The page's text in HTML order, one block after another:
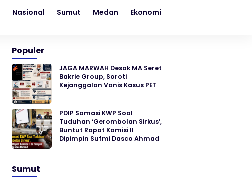
Nasional Sumut Medan Ekonomi
Populer
JAGA MARWAH Desak MA Seret
Bakrie Group, Soroti
Kejanggalan Vonis Kasus PET
PDIP Somasi KWP Soal
Tuduhan ‘Gerombolan Sirkus’,
Buntut Rapat Komisi II
Dipimpin Sufmi Dasco Ahmad
Sumut